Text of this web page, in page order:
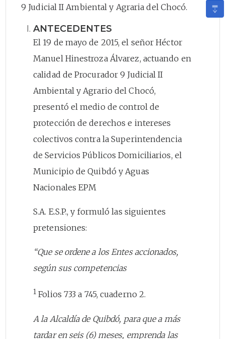
9 Judicial II Ambiental y Agraria del Chocó.
ANTECEDENTES
El 19 de mayo de 2015, el señor Héctor
Manuel Hinestroza Álvarez, actuando en
calidad de Procurador 9 Judicial II
Ambiental y Agrario del Chocó,
presentó el medio de control de
protección de derechos e intereses
colectivos contra la Superintendencia
de Servicios Públicos Domiciliarios, el
Municipio de Quibdó y Aguas
Nacionales EPM
S.A. E.S.P., y formuló las siguientes
pretensiones:
“Que se ordene a los Entes accionados,
según sus competencias
1 Folios 733 a 745, cuaderno 2.
A la Alcaldía de Quibdó, para que a más
tardar en seis (6) meses, emprenda las